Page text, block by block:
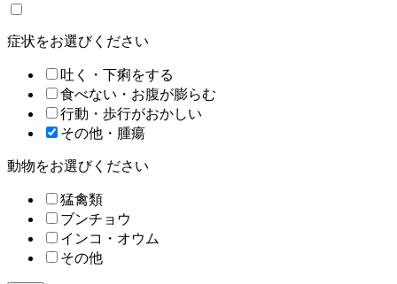
症状をお選びください
吐く・下痢をする
食べない・お腹が膨らむ
行動・歩行がおかしい
その他・腫瘍
動物をお選びください
猛禽類
ブンチョウ
インコ・オウム
その他